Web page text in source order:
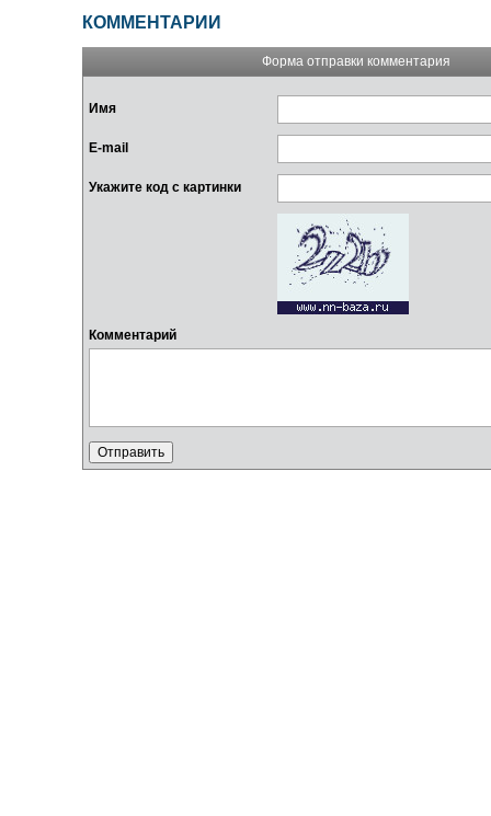
КОММЕНТАРИИ
Форма отправки комментария
Имя
E-mail
Укажите код с картинки
Комментарий